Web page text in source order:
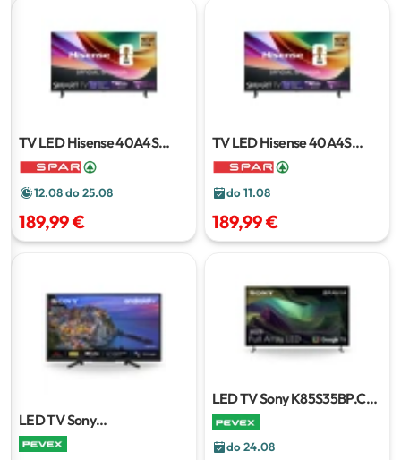
TV LED Hisense 40A4S
Smart TV1 kom
12.08 do 25.08
189,99 €
TV LED Hisense 40A4S
Smart TV1 kom
do 11.08
189,99 €
LED TV Sony
KD32W800P1AEP
LED TV Sony K85S35BP.CEI
215 cm
do 24.08